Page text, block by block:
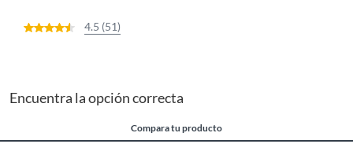
4.5 (51)
Encuentra la opción correcta
Compara tu producto